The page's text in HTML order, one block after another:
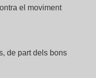
el moviment
de part dels bons